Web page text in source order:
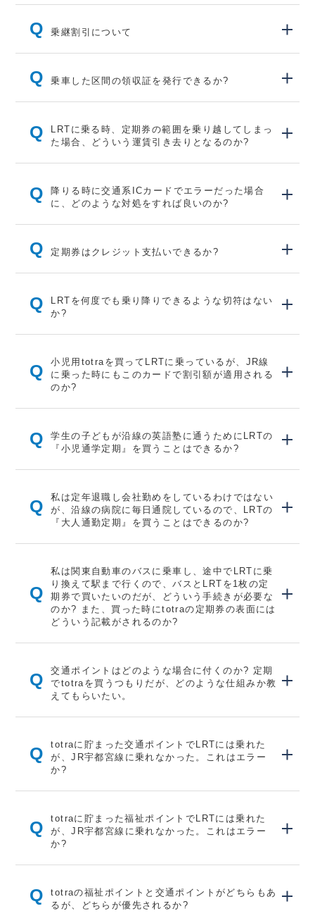
Q 乗継割引について
Q 乗車した区間の領収証を発行できるか?
Q
LRTに乗る時、定期券の範囲を乗り越してしまっ
た場合、どういう運賃引き去りとなるのか?
Q
降りる時に交通系ICカードでエラーだった場合
に、どのような対処をすれば良いのか?
Q 定期券はクレジット支払いできるか?
Q
LRTを何度でも乗り降りできるような切符はない
か?
Q
小児用totraを買ってLRTに乗っているが、JR線
に乗った時にもこのカードで割引額が適用される
のか?
Q
学生の子どもが沿線の英語塾に通うためにLRTの
『小児通学定期』を買うことはできるか?
Q
私は定年退職し会社勤めをしているわけではない
が、沿線の病院に毎日通院しているので、LRTの
『大人通勤定期』を買うことはできるのか?
Q
私は関東自動車のバスに乗車し、途中でLRTに乗
り換えて駅まで行くので、バスとLRTを1枚の定
期券で買いたいのだが、どういう手続きが必要な
のか? また、買った時にtotraの定期券の表面には
どういう記載がされるのか?
Q
交通ポイントはどのような場合に付くのか? 定期
でtotraを買うつもりだが、どのような仕組みか教
えてもらいたい。
Q
totraに貯まった交通ポイントでLRTには乗れた
が、JR宇都宮線に乗れなかった。これはエラー
か?
Q
totraに貯まった福祉ポイントでLRTには乗れた
が、JR宇都宮線に乗れなかった。これはエラー
か?
Q
totraの福祉ポイントと交通ポイントがどちらもあ
るが、どちらが優先されるか?